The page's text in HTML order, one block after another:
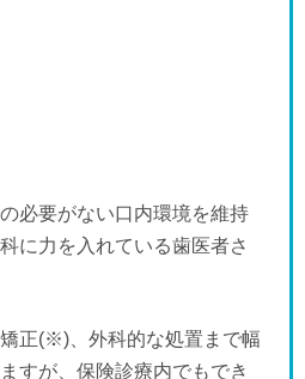
必要がない口内環境を維持
に力を入れている歯医者さ
正(※)、外科的な処置まで幅
すが、保険診療内でもでき